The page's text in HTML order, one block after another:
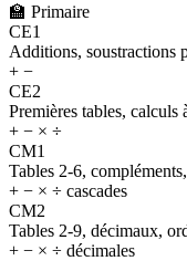
🏫 Primaire
CE1
Additions, soustractions
+ −
CE2
Premières tables, calculs
+ − × ÷
CM1
Tables 2-6,
+ − × ÷ cascades
CM2
Tables 2-9, décimaux,
+ − × ÷ décimales